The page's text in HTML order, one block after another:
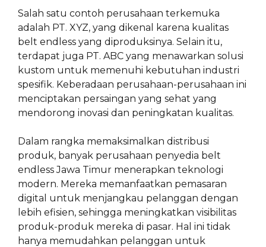
Salah satu contoh perusahaan terkemuka
adalah PT. XYZ, yang dikenal karena kualitas
belt endless yang diproduksinya. Selain itu,
terdapat juga PT. ABC yang menawarkan solusi
kustom untuk memenuhi kebutuhan industri
spesifik. Keberadaan perusahaan-perusahaan ini
menciptakan persaingan yang sehat yang
mendorong inovasi dan peningkatan kualitas.
Dalam rangka memaksimalkan distribusi
produk, banyak perusahaan penyedia belt
endless Jawa Timur menerapkan teknologi
modern. Mereka memanfaatkan pemasaran
digital untuk menjangkau pelanggan dengan
lebih efisien, sehingga meningkatkan visibilitas
produk-produk mereka di pasar. Hal ini tidak
hanya memudahkan pelanggan untuk